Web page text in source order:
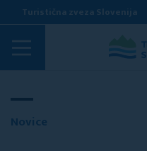
Turistična zveza Slovenija
Novice
Novice